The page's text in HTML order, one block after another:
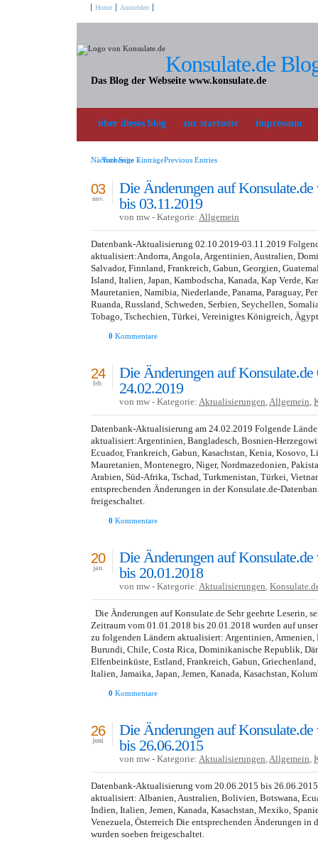
Konsulate.de
Das Blog der Webseite www.konsulate.de
Home Anmelden
über dieses blog zur startseite impressum
Vorherige EinträgePrevious Entries
Nächste Seite »
Die Änderungen auf
bis 03.11.2019
03
nov.
von mw - Kategorie: Allgemein
Datenbank-Aktualisierung 02.10.2019-03.11.2019
aktualisiert:Andorra, Angola, Argentinien, Australien,
Salvador, Finnland, Frankreich, Gabun, Georgien,
Island, Italien, Japan, Kambodscha, Kanada, Kap Verde,
Mauretanien, Namibia, Niederlande, Panama, Paraguay,
Ruanda, Russland, Schweden, Serbien, Seychellen,
Tobago, Tschechien, Türkei, Vereinigtes Königreich,
0 Kommentare
Die Änderungen auf Konsulate.de
24.02.2019
24
feb.
von mw - Kategorie: Aktualisierungen,Allgemein,
Datenbank-Aktualisierung am 24.02.2019 Folgende
aktualisiert:Argentinien, Bangladesch, Bosnien-
Ecuador, Frankreich, Gabun, Kasachstan, Kenia, Kosovo,
Mauretanien, Montenegro, Niger, Nordmazedonien,
Arabien, Süd-Afrika, Tschad, Turkmenistan, Türkei,
entsprechenden Änderungen in der Konsulate.de-
freigeschaltet.
0 Kommentare
Die Änderungen auf
bis 20.01.2018
20
jan.
von mw - Kategorie: Aktualisierungen,
Die Änderungen auf Konsulate.de Sehr geehrte Leserin,
Zeitraum vom 01.01.2018 bis 20.01.2018 wurden auf
zu folgenden Ländern aktualisiert: Argentinien,
Burundi, Chile, Costa Rica, Dominikanische Republik,
Elfenbeinküste, Estland, Frankreich, Gabun,
Italien, Jamaika, Japan, Jemen, Kanada, Kasachstan,
0 Kommentare
Die Änderungen auf
bis 26.06.2015
26
juni
von mw - Kategorie: Aktualisierungen,Allgemein,
Datenbank-Aktualisierung vom 20.06.2015 bis
aktualisiert: Albanien, Australien, Bolivien, Botswana,
Indien, Italien, Jemen, Kanada, Kasachstan, Mexiko,
Venezuela, Österreich Die entsprechenden Änderungen in
wurden soeben freigeschaltet.